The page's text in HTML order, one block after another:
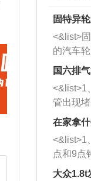
固特异
<&list>
的汽车
牌，但
也是为
国六排
<&list>1
管出现
者是细
堵塞情
施。
杂物推
三元催
在家拿
<&list>1
点和9点
方向做
大众1.8t